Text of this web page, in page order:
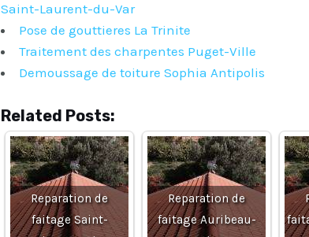
Saint-Laurent-du-Var
Pose de gouttieres La Trinite
Traitement des charpentes Puget-Ville
Demoussage de toiture Sophia Antipolis
Related Posts:
Reparation de
faitage Saint-
Reparation de
faitage Auribeau-